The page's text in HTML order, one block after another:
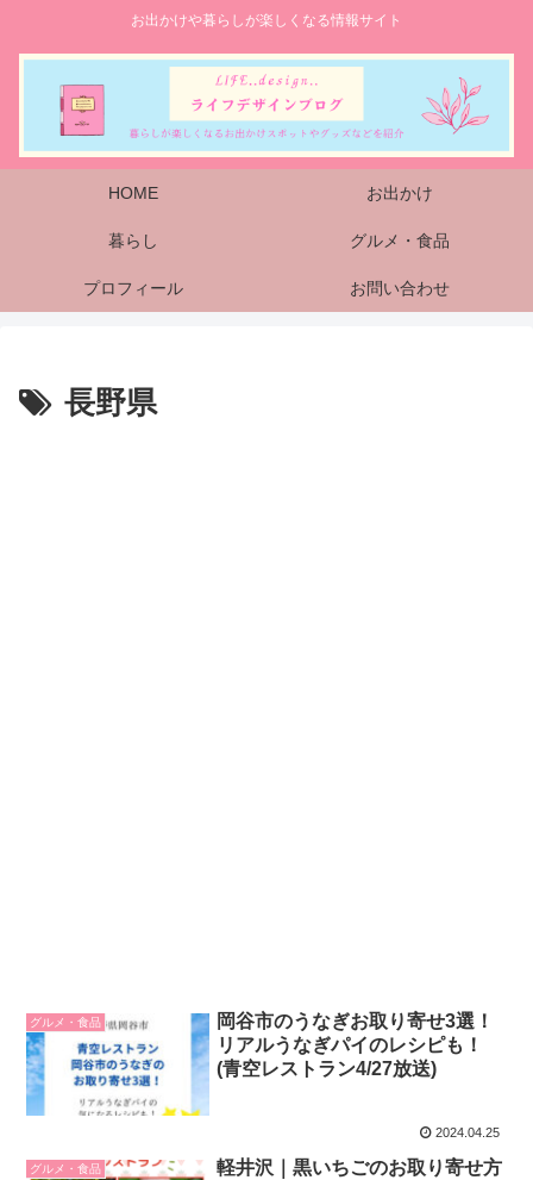
お出かけや暮らしが楽しくなる情報サイト
HOME お出かけ
暮らし グルメ・食品
プロフィール お問い合わせ
長野県
グルメ・食品
岡谷市のうなぎお取り寄せ3選！
リアルうなぎパイのレシピも！
(青空レストラン4/27放送)
2024.04.25
グルメ・食品
軽井沢｜黒いちごのお取り寄せ方